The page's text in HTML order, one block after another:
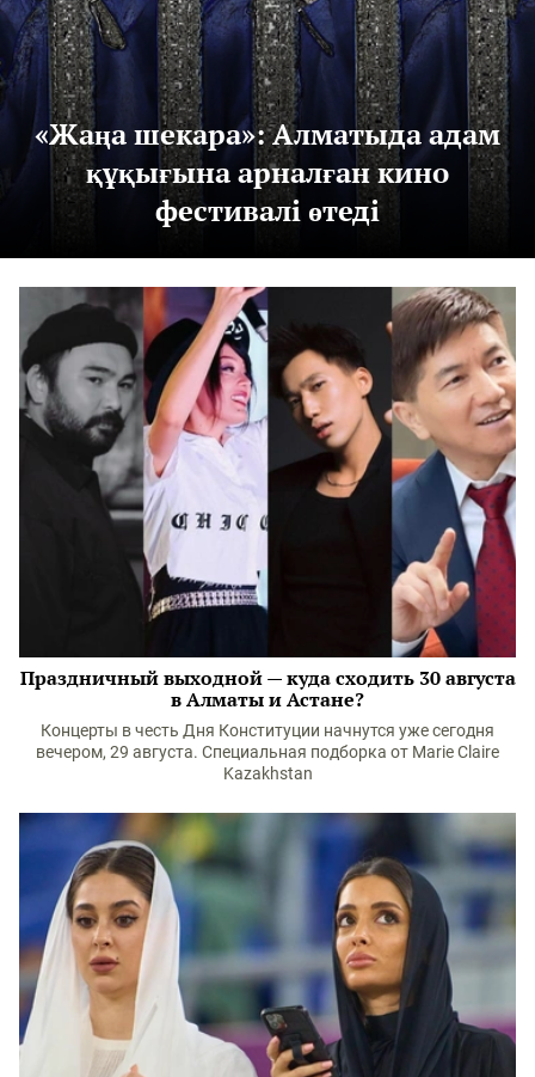
«Жаңа шекара»: Алматыда адам
құқығына арналған кино
фестивалі өтеді
Праздничный выходной — куда сходить 30 августа
в Алматы и Астане?
Концерты в честь Дня Конституции начнутся уже сегодня
вечером, 29 августа. Специальная подборка от Marie Claire
Kazakhstan